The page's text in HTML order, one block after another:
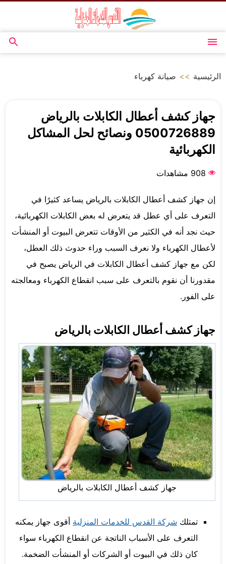
المحتوى
القائمة
بحث
الرئيسية >> صيانة كهرباء
جهاز كشف أعطال الكابلات بالرياض
0500726889 ونصائح لحل المشاكل
الكهربائية
908 مشاهدات
إن جهاز كشف أعطال الكابلات بالرياض يساعد كثيرًا في
التعرف على أي عطل قد يتعرض له بعض الكابلات الكهربائية،
حيث نجد أنه في الكثير من الأوقات تتعرض البيوت أو المنشأت
لأعطال الكهرباء ولا نعرف السبب وراء حدوث ذلك العطل،
لكن مع جهاز كشف أعطال الكابلات في الرياض يصبح في
مقدورنا أن نقوم بالتعرف على سبب انقطاع الكهرباء ومعالجته
على الفور.
جهاز كشف أعطال الكابلات بالرياض
جهاز كشف أعطال الكابلات بالرياض
تمتلك شركة القدس للخدمات المنزلية أقوى جهاز يمكنه
التعرف على الأسباب الناتجة عن انقطاع الكهرباء سواء
كان ذلك في البيوت أو الشركات أو المنشأت الضخمة.